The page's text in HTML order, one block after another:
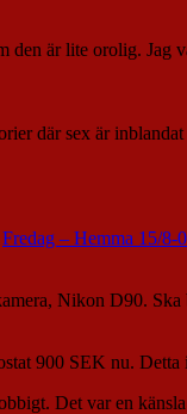
den är lite orolig. Jag
där sex är
Fredag – Hemma 15/8-
Nikon D90.
900 SEK nu.
Det var en